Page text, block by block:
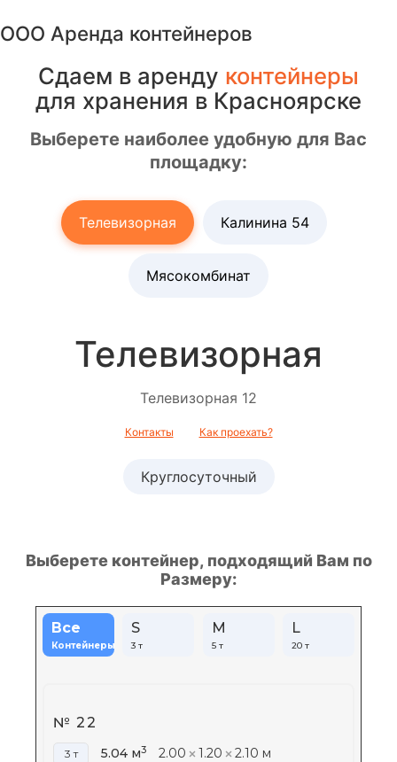
к
ООО Аренда контейнеров
Сдаем в аренду контейнеры
для хранения в Красноярске
Выберете наиболее удобную для Вас
площадку:
Телевизорная Калинина 54
Мясокомбинат
Телевизорная
Телевизорная 12
Контакты Как проехать?
Круглосуточный
Выберете контейнер, подходящий Вам по
Размеру:
Все
Контейнеры
S
3 т
M
5 т
L
20 т
№ 22
3 т 5.04 м3 2.00 1.20 2.10 м